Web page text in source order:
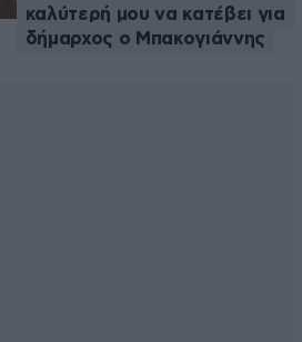
καλύτερή μου να κατέβει για
δήμαρχος ο Μπακογιάννης